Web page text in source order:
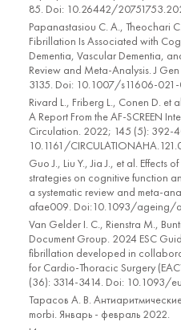
85. Doi: 10.26442/
Papanastasiou C. A., Theochari
Fibrillation Is Associated with
Dementia, Vascular Dementia,
Review and Meta-Analysis. J
3135. Doi: 10.1007/s11606-
Rivard L., Friberg L., Conen D. et
A Report From the AF-SCREEN
Circulation. 2022; 145 (5): 392-
10.1161/
Guo J., Liu Y., Jia J., et al.
strategies on cognitive function
a systematic review and meta-
afae009. Doi:10.1093/ageing/
Van Gelder I. C., Rienstra M.,
Document Group. 2024 ESC
fibrillation developed in
for Cardio-Thoracic Surgery
(36): 3314-3414. Doi: 10.1093/
Тарасов А. В.
morbi. Январь - февраль 2022.